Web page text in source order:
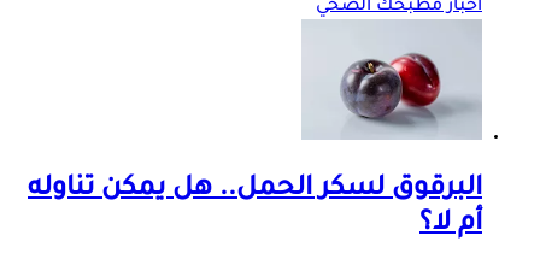
أخبار مطبخك الصحي
البرقوق لسكر الحمل.. هل يمكن تناوله
أم لا؟